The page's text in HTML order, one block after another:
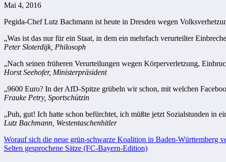
Mai 4, 2016
Pegida-Chef Lutz Bachmann ist heute in Dresden wegen
„Was ist das nur für ein Staat, in dem ein mehrfach verurteilter
Peter Sloterdijk, Philosoph
„Nach seinen früheren Verurteilungen wegen Körperverletzung,
Horst Seehofer, Ministerpräsident
„9600 Euro? In der AfD-Spitze grübeln wir schon, mit welchen
Frauke Petry, Sportschützin
„Puh, gut! Ich hatte schon befürchtet, ich müßte jetzt Sozialstunden in
Lutz Bachmann, Westentaschenhitler
Beitragsnavigation
Worauf sich die neue grün-schwarze Koalition in Baden-Württemberg
Selten gesprochene Sätze (FC-Bayern-Edition)